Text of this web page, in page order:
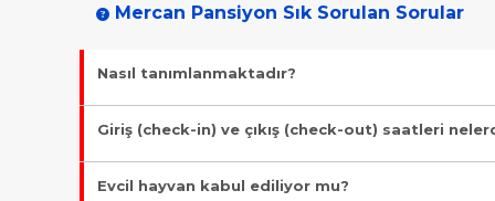
Mercan Pansiyon Sık Sorulan Sorular
Nasıl tanımlanmaktadır?
Tesis Pansiyon statüsündedir. Öne çıkan özellikleri "Denize
Giriş (check-in) ve çıkış (check-out) saatleri
Giriş en erken 12:00, çıkış en geç 10:00 saatindedir.
Evcil hayvan kabul ediliyor mu?